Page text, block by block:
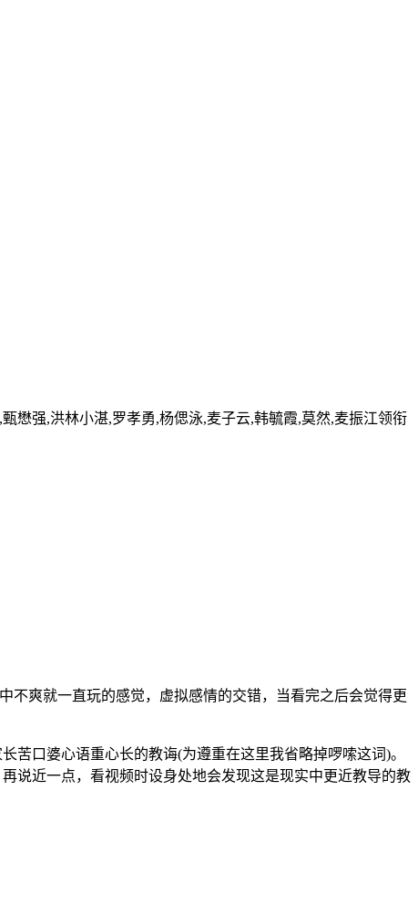
懋强,洪林小湛,罗孝勇,杨偲泳,麦子云,韩毓霞,莫然,麦振江领衔
不爽就一直玩的感觉，虚拟感情的交错，当看完之后会觉得更
苦口婆心语重心长的教诲(为遵重在这里我省略掉啰嗦这词)。
说近一点，看视频时设身处地会发现这是现实中更近教导的教